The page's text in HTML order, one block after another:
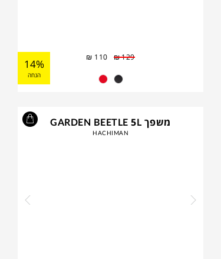
₪129
₪ 110
14%
הנחה
משפך GARDEN BEETLE 5L
HACHIMAN